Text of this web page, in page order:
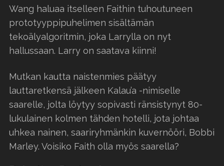
Wang haluaa itselleen Faithin tuhoutuneen
prototyyppipuhelimen sisältämän
tekoälyalgoritmin, joka Larrylla on nyt
hallussaan. Larry on saatava kiinni!
Mutkan kautta naistenmies päätyy
lauttaretkensä jälkeen Kalau’a -nimiselle
saarelle, jolta löytyy sopivasti ränsistynyt 80-
lukulainen kolmen tähden hotelli, jota johtaa
uhkea nainen, saariryhmänkin kuvernööri, Bobbi
Marley. Voisiko Faith olla myös saarella?